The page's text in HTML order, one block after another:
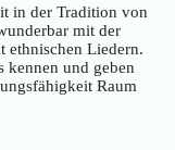
in der Tradition von
mit der
ethnischen Liedern.
kennen und geben
Raum